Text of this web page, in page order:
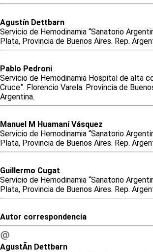
Agustín Dettbarn
Servicio de Hemodinamia “Sanatorio
Plata, Provincia de Buenos Aires. Rep.
Pablo Pedroni
Servicio de Hemodinamia Hospital de alta
Cruce”. Florencio Varela. Provincia de
Argentina.
Manuel M Huamaní Vásquez
Servicio de Hemodinamia “Sanatorio
Plata, Provincia de Buenos Aires. Rep.
Guillermo Cugat
Servicio de Hemodinamia “Sanatorio
Plata, Provincia de Buenos Aires. Rep.
Autor correspondencia
AgustÃ­n Dettbarn